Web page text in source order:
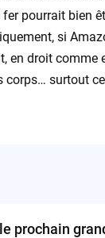
pourrait bien
si
en droit comme
corps… surtout
prochain